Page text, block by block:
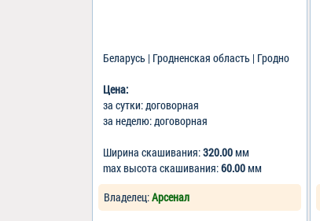
Беларусь | Гродненская область | Гродно
Цена:
за сутки: договорная
за неделю: договорная
Ширина скашивания:320.00мм
max высота скашивания:60.00мм
Владелец:Арсенал